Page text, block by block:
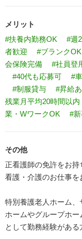
メリット
#扶養内勤務OK
#週
者歓迎
#ブランクOK
会保険完備
#社員登
#40代も応募可
#
#制服貸与
#昇給
残業月平均20時間以内
業・WワークOK
#
その他
正看護師の免許をお持
看護・介護のお仕事を
特別養護老人ホーム
ホームやグループホ
として勤務経験がある